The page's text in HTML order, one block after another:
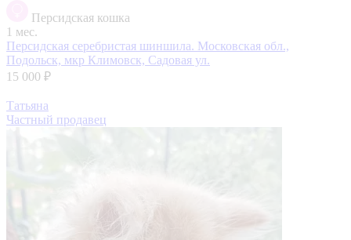
Персидская кошка
1 мес.
Персидская серебристая шиншила. Московская обл.,
Подольск, мкр Климовск, Садовая ул.
15 000 ₽
Татьяна
Частный продавец